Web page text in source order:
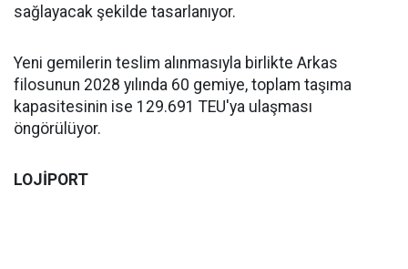
sağlayacak şekilde tasarlanıyor.
Yeni gemilerin teslim alınmasıyla birlikte Arkas
filosunun 2028 yılında 60 gemiye, toplam taşıma
kapasitesinin ise 129.691 TEU'ya ulaşması
öngörülüyor.
LOJİPORT